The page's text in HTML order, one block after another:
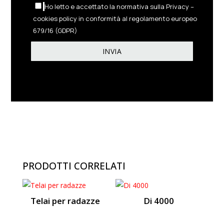
Ho letto e accettato la normativa sulla Privacy –
cookies policy in conformità al regolamento europeo
679/16 (GDPR)
PRODOTTI CORRELATI
Telai per radazze Di 4000